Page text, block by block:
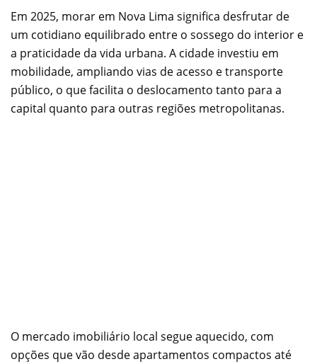
Em 2025, morar em Nova Lima significa desfrutar de
um cotidiano equilibrado entre o sossego do interior e
a praticidade da vida urbana. A cidade investiu em
mobilidade, ampliando vias de acesso e transporte
público, o que facilita o deslocamento tanto para a
capital quanto para outras regiões metropolitanas.
O mercado imobiliário local segue aquecido, com
opções que vão desde apartamentos compactos até